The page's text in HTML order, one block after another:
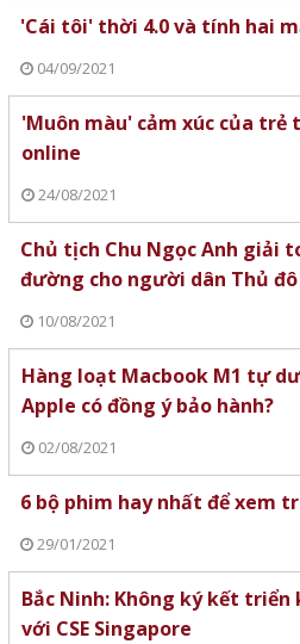
'Cái tôi' thời 4.0 và tính hai
04/09/2021
'Muôn màu' cảm xúc của
online
24/08/2021
Chủ tịch Chu Ngọc Anh giải
đường cho người dân Thủ đô
10/08/2021
Hàng loạt Macbook M1 tự
Apple có đồng ý bảo hành?
02/08/2021
6 bộ phim hay nhất để xem
29/01/2021
Bắc Ninh: Không ký kết triển
với CSE Singapore